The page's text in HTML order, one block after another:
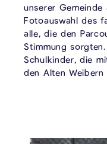
unserer Gemeinde
Fotoauswahl des
alle, die den
Stimmung
Schulkinder, die
den Alten Weibern